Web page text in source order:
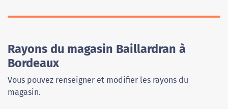
Rayons du magasin Baillardran à
Bordeaux
Vous pouvez renseigner et modifier les rayons du
magasin.